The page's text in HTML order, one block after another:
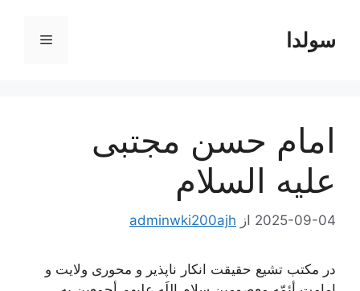
محتواسولدا فهرست
امام حسن مجتبی
علیه السلام
2025-09-04 از adminwki200ajh
در مکتب تشیع حقیقت انکار ناپذیر و محورى ولایت و